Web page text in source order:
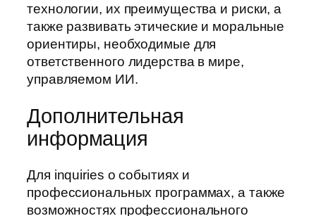
технологии, их преимущества и риски, а
также развивать этические и моральные
ориентиры, необходимые для
ответственного лидерства в мире,
управляемом ИИ.
Дополнительная
информация
Для inquiries о событиях и
профессиональных программах, а также
возможностях профессионального